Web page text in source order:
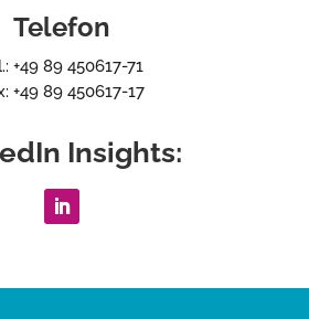
Telefon
+49 89 450617-71
+49 89 450617-17
Insights: